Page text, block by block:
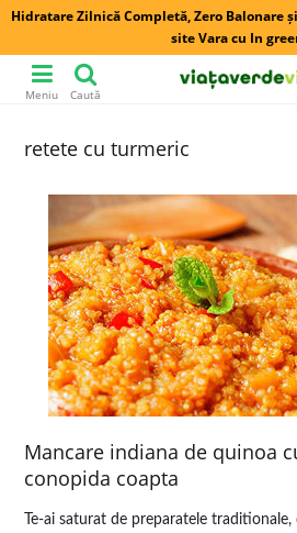
Hidratare Zilnică Completă, Zero Balonare
site Vara cu In
Meniu Caută
retete cu turmeric
Mancare indiana de quinoa
conopida coapta
Te-ai saturat de preparatele traditionale,